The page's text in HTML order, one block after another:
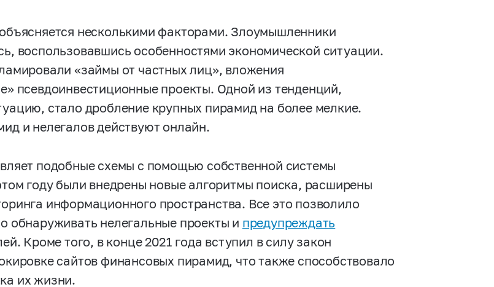
несколькими факторами. Злоумышленники
воспользовавшись особенностями экономической ситуации.
«займы от частных лиц», вложения
псевдоинвестиционные проекты. Одной из тенденций,
стало дробление крупных пирамид на более мелкие.
и нелегалов действуют онлайн.
подобные схемы с помощью собственной системы
году были внедрены новые алгоритмы поиска, расширены
информационного пространства. Все это позволило
обнаруживать нелегальные проекты и предупреждать
Кроме того, в конце 2021 года вступил в силу закон
сайтов финансовых пирамид, что также способствовало
их жизни.